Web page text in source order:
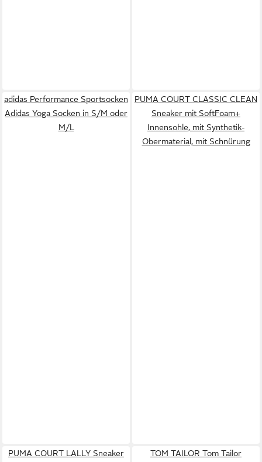
adidas Performance Sportsocken
Adidas Yoga Socken in S/M oder
M/L
PUMA COURT CLASSIC CLEAN
Sneaker mit SoftFoam+
Innensohle, mit Synthetik-
Obermaterial, mit Schnürung
PUMA COURT LALLY Sneaker
TOM TAILOR Tom Tailor